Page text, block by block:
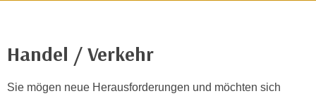
Handel / Verkehr
Sie mögen neue Herausforderungen und möchten sich
r
e